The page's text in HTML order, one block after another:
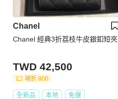
Chanel
Chanel 經典3折荔枝牛皮銀釦短夾
TWD 42,500
現折 800
全新品 本地 免運